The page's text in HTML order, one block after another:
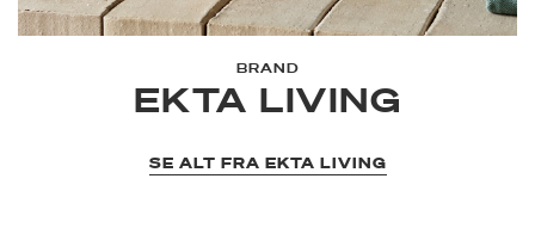
BRAND
EKTA LIVING
SE ALT FRA EKTA LIVING